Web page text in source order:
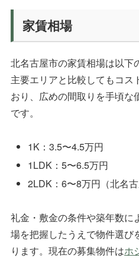
家賃相場
北名古屋市の家賃相場は以下
主要エリアと比較してもコス
おり、広めの間取りを手頃な
です。
1K：3.5〜4.5万円
1LDK：5〜6.5万円
2LDK：6〜8万円（北名古
礼金・敷金の条件や築年数に
場を把握したうえで物件選び
ります。現在の募集物件はホ